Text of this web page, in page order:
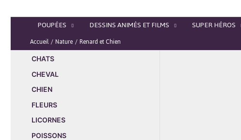
POUPÉES DESSINS ANIMÉS ET FILMS SUPER HÉROS
Accueil Nature Renard et Chien
CHATS
CHEVAL
CHIEN
FLEURS
LICORNES
POISSONS